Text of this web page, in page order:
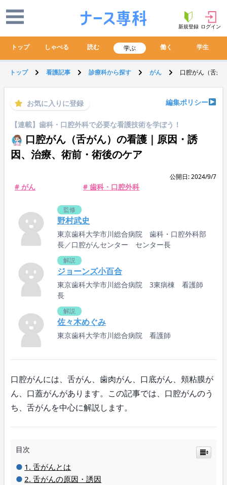
新規登録 ログイン
トップ しゃべる 読む 学ぶ 働く 学生
トップ 看護記事 診療科から探す がん 口腔がん（舌が
お気に入りに登録 編集ポリシー
【連載】歯科・口腔外科で必要な看護技術を学ぼう！
口腔がん（舌がん）の看護｜原因・誘
因、治療、術前・術後のケア
公開日: 2024/9/7
# がん # 歯科・口腔外科
監修
野村武史
東京歯科大学市川総合病院 歯科・口腔外科部
長／口腔がんセンター センター長
解説
ジョーンズ小百合
東京歯科大学市川総合病院 3東病棟 看護師
長
解説
佐々木めぐみ
東京歯科大学市川総合病院 看護師
口腔がんには、舌がん、歯肉がん、口底がん、頬粘膜が
ん、口蓋がんがあります。この記事では、口腔がんのう
ち、舌がんを中心に解説します。
目次
舌がんとは
舌がんの原因・誘因